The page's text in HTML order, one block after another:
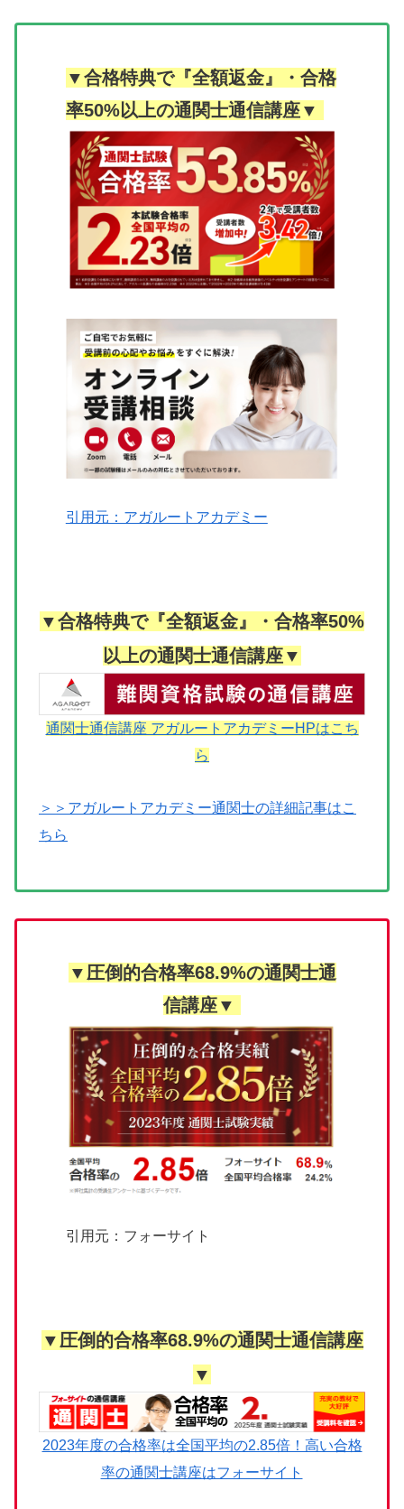
▼合格特典で『全額返金』・合格
率50%以上の通関士通信講座▼
引用元：アガルートアカデミー
▼合格特典で『全額返金』・合格率50%
以上の通関士通信講座▼
通関士通信講座 アガルートアカデミーHPはこち
ら
＞＞アガルートアカデミー通関士の詳細記事はこ
ちら
▼圧倒的合格率68.9%の通関士通
信講座▼
引用元：フォーサイト
▼圧倒的合格率68.9%の通関士通信講座
▼
2023年度の合格率は全国平均の2.85倍！高い合格
率の通関士講座はフォーサイト